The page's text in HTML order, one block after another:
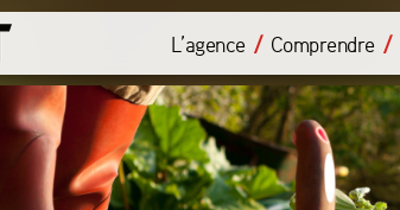
L’agence Comprendre